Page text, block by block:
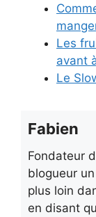
Les
avant
Le
Fabien
Fondateur
blogueur
plus loin
en disant